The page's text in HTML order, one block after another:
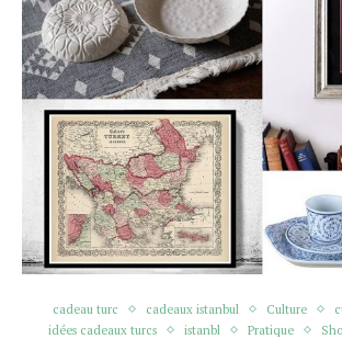
cadeau turc cadeaux istanbul Culture
idées cadeaux turcs
istanbl Pratique